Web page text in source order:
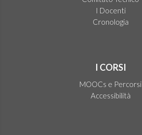
I Docenti
Cronologia
I CORSI
MOOCs e Percorsi
Accessibilità